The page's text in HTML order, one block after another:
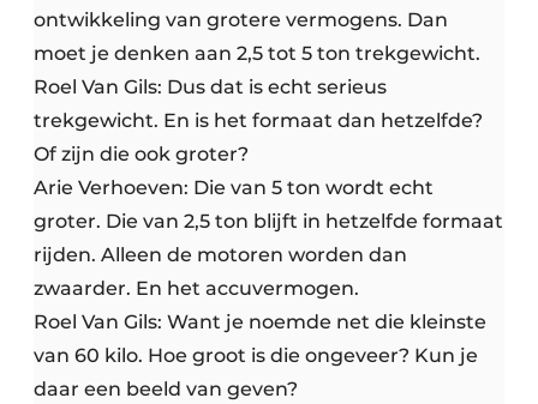
ontwikkeling van grotere vermogens. Dan
moet je denken aan 2,5 tot 5 ton trekgewicht.
Roel Van Gils: Dus dat is echt serieus
trekgewicht. En is het formaat dan hetzelfde?
Of zijn die ook groter?
Arie Verhoeven: Die van 5 ton wordt echt
groter. Die van 2,5 ton blijft in hetzelfde formaat
rijden. Alleen de motoren worden dan
zwaarder. En het accuvermogen.
Roel Van Gils: Want je noemde net die kleinste
van 60 kilo. Hoe groot is die ongeveer? Kun je
daar een beeld van geven?